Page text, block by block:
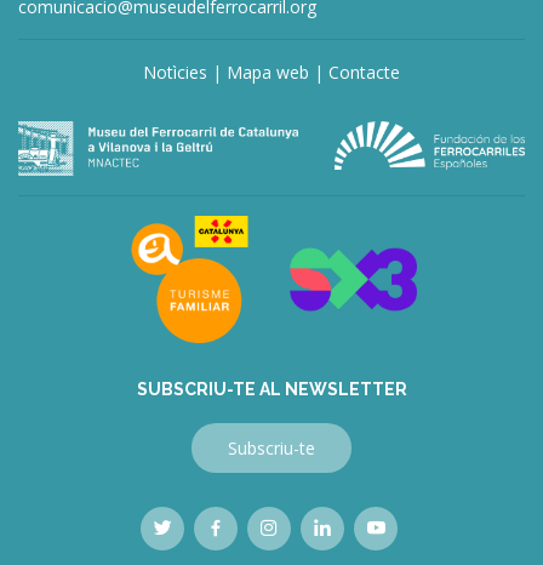
comunicacio@museudelferrocarril.org
Notìcies | Mapa web | Contacte
deneme
bonusu
SUBSCRIU-TE AL NEWSLETTER
Subscriu-te